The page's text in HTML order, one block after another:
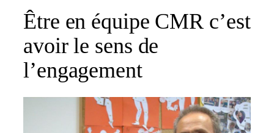
Être en équipe CMR c’est
avoir le sens de
l’engagement